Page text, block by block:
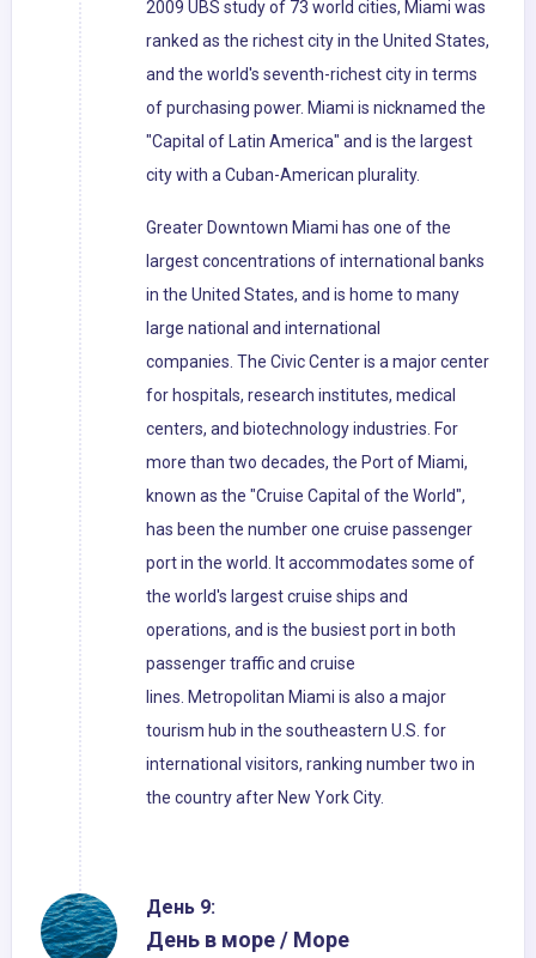
2009 UBS study of 73 world cities, Miami was
ranked as the richest city in the United States,
and the world's seventh-richest city in terms
of purchasing power. Miami is nicknamed the
"Capital of Latin America" and is the largest
city with a Cuban-American plurality.
Greater Downtown Miami has one of the
largest concentrations of international banks
in the United States, and is home to many
large national and international
companies. The Civic Center is a major center
for hospitals, research institutes, medical
centers, and biotechnology industries. For
more than two decades, the Port of Miami,
known as the "Cruise Capital of the World",
has been the number one cruise passenger
port in the world. It accommodates some of
the world's largest cruise ships and
operations, and is the busiest port in both
passenger traffic and cruise
lines. Metropolitan Miami is also a major
tourism hub in the southeastern U.S. for
international visitors, ranking number two in
the country after New York City.
День 9:
День в море / Море